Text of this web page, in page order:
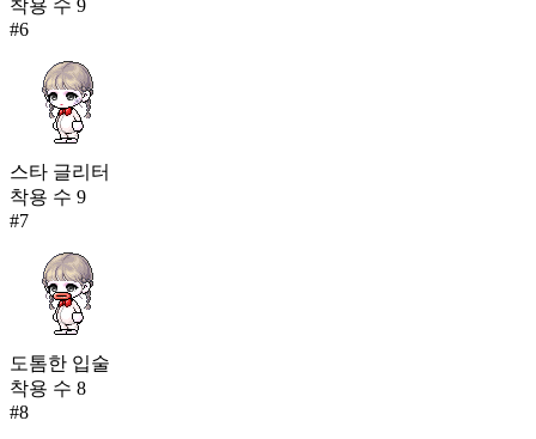
착용 수 9
#6
스타 글리터
착용 수 9
#7
도톰한 입술
착용 수 8
#8